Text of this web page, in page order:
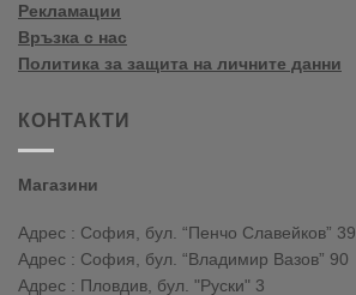
Рекламации
Връзка с нас
Политика за защита на личните данни
КОНТАКТИ
Магазини
Адрес : София, бул. “Пенчо Славейков” 39
Адрес : София, бул. “Владимир Вазов” 90
Адрес : Пловдив, бул. "Руски" 3